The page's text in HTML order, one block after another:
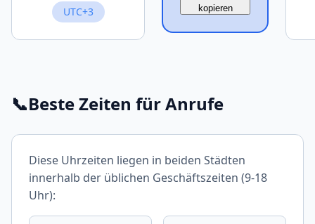
UTC+3
kopieren
📞Beste Zeiten für Anrufe
Diese Uhrzeiten liegen in beiden Städten
innerhalb der üblichen Geschäftszeiten (9-18
Uhr):